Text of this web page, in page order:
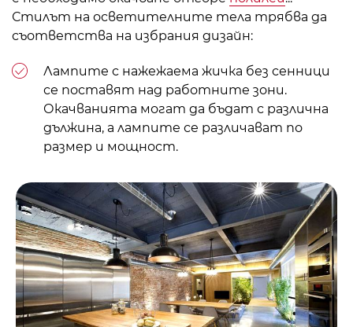
Стилът на осветителните тела трябва да
съответства на избрания дизайн:
Лампите с нажежаема жичка без сенници
се поставят над работните зони.
Окачванията могат да бъдат с различна
дължина, а лампите се различават по
размер и мощност.